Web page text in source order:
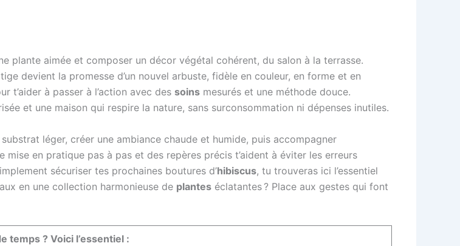
plante aimée et composer un décor végétal cohérent, du salon à la terrasse.
devient la promesse d’un nouvel arbuste, fidèle en couleur, en forme et en
t’aider à passer à l’action avec des soins mesurés et une méthode douce.
et une maison qui respire la nature, sans surconsommation ni dépenses inutiles.
léger, créer une ambiance chaude et humide, puis accompagner
mise en pratique pas à pas et des repères précis t’aident à éviter les erreurs
sécuriser tes prochaines boutures d’hibiscus, tu trouveras ici l’essentiel
en une collection harmonieuse de plantes éclatantes ? Place aux gestes qui font
temps ? Voici l’essentiel :